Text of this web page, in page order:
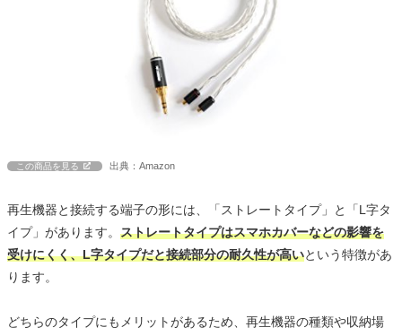
この商品を見る 出典：Amazon
再生機器と接続する端子の形には、「ストレートタイプ」と「L字タ
イプ」があります。 ストレートタイプはスマホカバーなどの影響を
受けにくく、L字タイプだと接続部分の耐久性が高いという特徴があ
ります。
どちらのタイプにもメリットがあるため、再生機器の種類や収納場